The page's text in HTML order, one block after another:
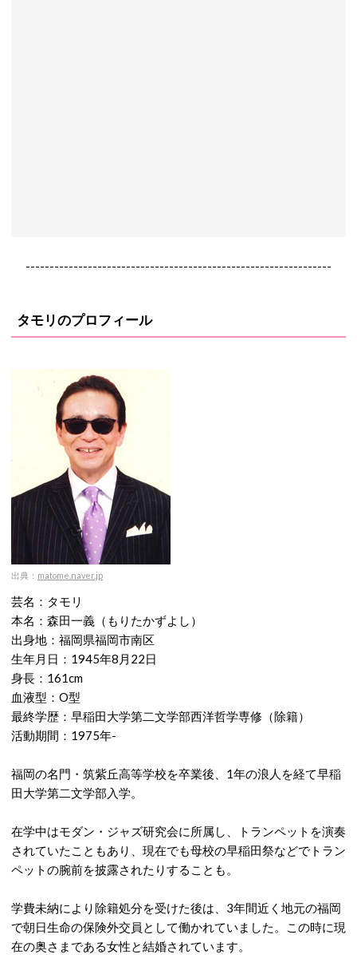
----------------------------------------------------------------
タモリのプロフィール
出典： matome.naver.jp
芸名：タモリ
本名：森田一義（もりたかずよし）
出身地：福岡県福岡市南区
生年月日：1945年8月22日
身長：161cm
血液型：O型
最終学歴：早稲田大学第二文学部西洋哲学専修（除籍）
活動期間：1975年-
福岡の名門・筑紫丘高等学校を卒業後、1年の浪人を経て早稲
田大学第二文学部入学。
在学中はモダン・ジャズ研究会に所属し、トランペットを演奏
されていたこともあり、現在でも母校の早稲田祭などでトラン
ペットの腕前を披露されたりすることも。
学費未納により除籍処分を受けた後は、3年間近く地元の福岡
で朝日生命の保険外交員として働かれていました。この時に現
在の奥さまである女性と結婚されています。